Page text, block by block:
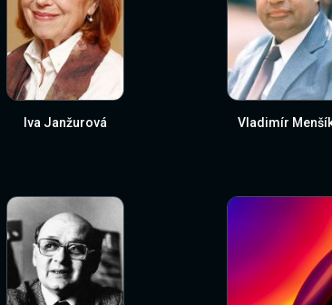
Iva Janžurová Vladimír